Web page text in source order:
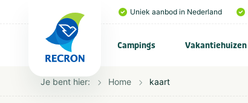
Uniek aanbod in Nederland
Campings Vakantiehuizen
Je bent hier: Home kaart